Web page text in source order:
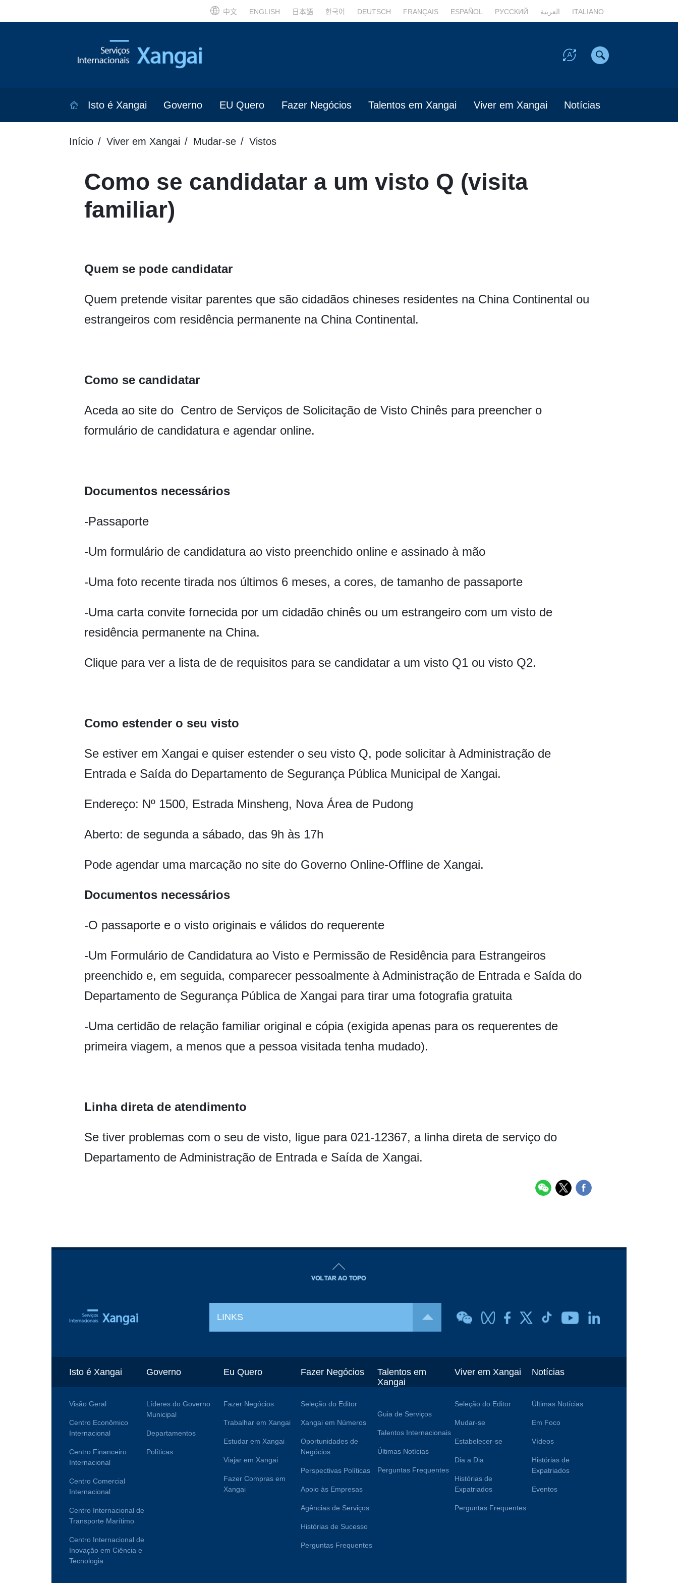
中文 ENGLISH 日本語 한국어 DEUTSCH FRANÇAIS ESPAÑOL РУССКИЙ العربية ITALIANO
Isto é Xangai Governo EU Quero Fazer Negócios Talentos em Xangai Viver em Xangai Notícias
Início Viver em Xangai Mudar-se Vistos
Como se candidatar a um visto Q (visita
familiar)
Quem se pode candidatar
Quem pretende visitar parentes que são cidadãos chineses residentes na China Continental ou
estrangeiros com residência permanente na China Continental.
Como se candidatar
Aceda ao site do Centro de Serviços de Solicitação de Visto Chinês para preencher o
formulário de candidatura e agendar online.
Documentos necessários
-Passaporte
-Um formulário de candidatura ao visto preenchido online e assinado à mão
-Uma foto recente tirada nos últimos 6 meses, a cores, de tamanho de passaporte
-Uma carta convite fornecida por um cidadão chinês ou um estrangeiro com um visto de
residência permanente na China.
Clique para ver a lista de de requisitos para se candidatar a um visto Q1 ou visto Q2.
Como estender o seu visto
Se estiver em Xangai e quiser estender o seu visto Q, pode solicitar à Administração de
Entrada e Saída do Departamento de Segurança Pública Municipal de Xangai.
Endereço: Nº 1500, Estrada Minsheng, Nova Área de Pudong
Aberto: de segunda a sábado, das 9h às 17h
Pode agendar uma marcação no site do Governo Online-Offline de Xangai.
Documentos necessários
-O passaporte e o visto originais e válidos do requerente
-Um Formulário de Candidatura ao Visto e Permissão de Residência para Estrangeiros
preenchido e, em seguida, comparecer pessoalmente à Administração de Entrada e Saída do
Departamento de Segurança Pública de Xangai para tirar uma fotografia gratuita
-Uma certidão de relação familiar original e cópia (exigida apenas para os requerentes de
primeira viagem, a menos que a pessoa visitada tenha mudado).
Linha direta de atendimento
Se tiver problemas com o seu de visto, ligue para 021-12367, a linha direta de serviço do
Departamento de Administração de Entrada e Saída de Xangai.
LINKS
Isto é Xangai
Visão Geral
Centro Econômico
Internacional
Centro Financeiro
Internacional
Centro Comercial
Internacional
Centro Internacional de
Transporte Marítimo
Centro Internacional de
Inovação em Ciência e
Tecnologia
Governo
Líderes do Governo
Municipal
Departamentos
Políticas
Eu Quero
Fazer Negócios
Trabalhar em Xangai
Estudar em Xangai
Viajar em Xangai
Fazer Compras em
Xangai
Fazer Negócios
Seleção do Editor
Xangai em Números
Oportunidades de
Negócios
Perspectivas Políticas
Apoio às Empresas
Agências de Serviços
Histórias de Sucesso
Perguntas Frequentes
Talentos em
Xangai
Guia de Serviços
Talentos Internacionais
Últimas Notícias
Perguntas Frequentes
Viver em Xangai
Seleção do Editor
Mudar-se
Estabelecer-se
Dia a Dia
Histórias de
Expatriados
Perguntas Frequentes
Notícias
Últimas Notícias
Em Foco
Vídeos
Histórias de
Expatriados
Eventos